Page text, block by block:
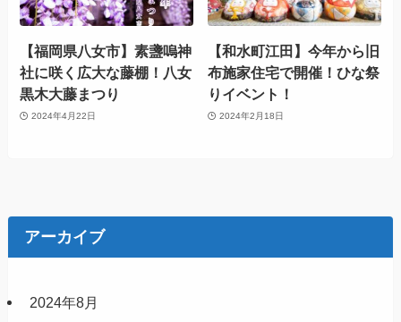
【福岡県八女市】素盞嗚神
社に咲く広大な藤棚！八女
黒木大藤まつり
2024年4月22日
【和水町江田】今年から旧
布施家住宅で開催！ひな祭
りイベント！
2024年2月18日
アーカイブ
2024年8月